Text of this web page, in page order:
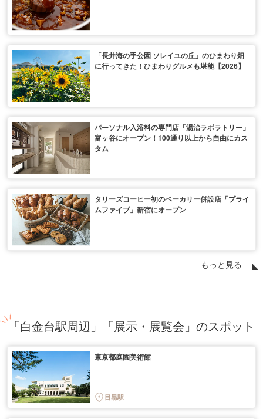
「長井海の手公園 ソレイユの丘」のひまわり畑
に行ってきた！ひまわりグルメも堪能【2026】
パーソナル入浴料の専門店「湯治ラボラトリー」
富ヶ谷にオープン！100通り以上から自由にカス
タム
タリーズコーヒー初のベーカリー併設店「プライ
ムファイブ」新宿にオープン
もっと見る
「白金台駅周辺」「展示・展覧会」のスポット
東京都庭園美術館
目黒駅